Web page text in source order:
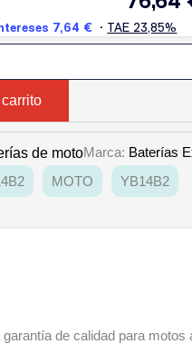
de motoMarca: Baterías
MOTO YB14B2
de calidad para